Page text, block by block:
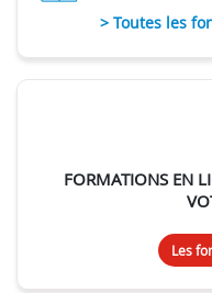
> Toutes les
FORMATIONS EN
Les